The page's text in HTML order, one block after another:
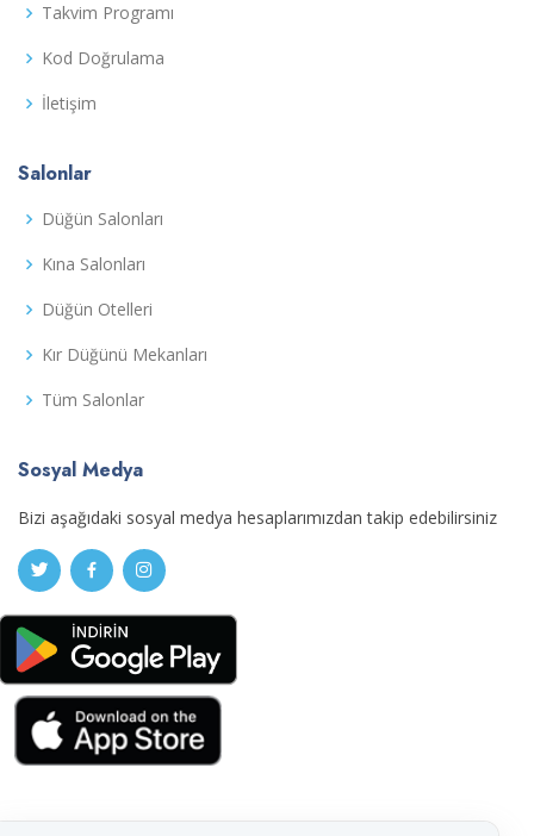
Takvim Programı
Kod Doğrulama
İletişim
Salonlar
Düğün Salonları
Kına Salonları
Düğün Otelleri
Kır Düğünü Mekanları
Tüm Salonlar
Sosyal Medya
Bizi aşağıdaki sosyal medya hesaplarımızdan takip edebilirsiniz